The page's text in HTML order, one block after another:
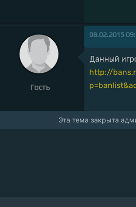
Гость
08.02.2015
Данный
http://
Эта тема закрыта